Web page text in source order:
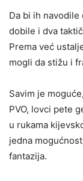
Da bi ih
dobile i dva
Prema već
mogli da stižu i
Savim je
PVO, lovci pete
u rukama
jedna
fantazija.